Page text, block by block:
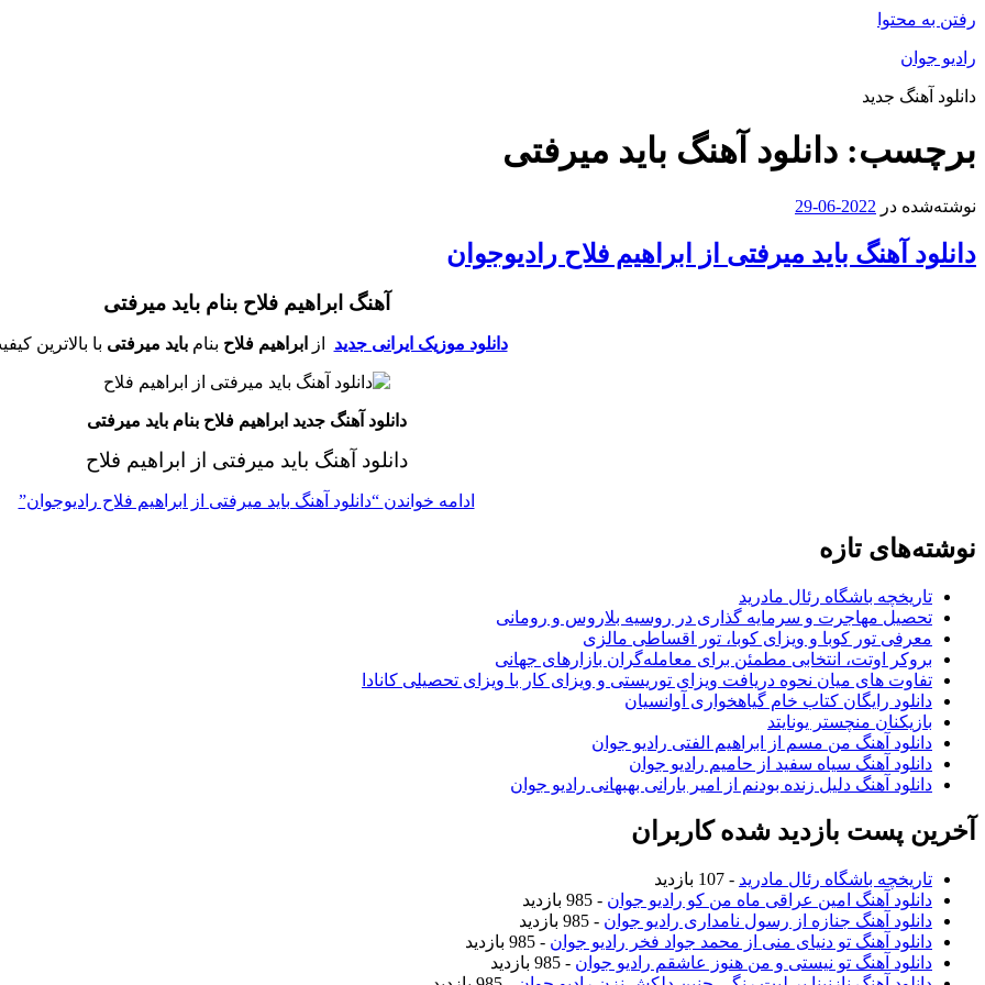
رفتن به محتوا
رادیو جوان
دانلود آهنگ جدید
برچسب: دانلود آهنگ باید میرفتی
نوشته‌شده در 2022-06-29
دانلود آهنگ باید میرفتی از ابراهیم فلاح رادیوجوان
آهنگ ابراهیم فلاح بنام باید میرفتی
دانلود موزیک ایرانی جدید از ابراهیم فلاح بنامباید میرفتی با بالاترین
دانلود آهنگ جدید ابراهیم فلاح بنام باید میرفتی
دانلود آهنگ باید میرفتی از ابراهیم فلاح
ادامه خواندن “دانلود آهنگ باید میرفتی از ابراهیم فلاح رادیوجوان”
نوشته‌های تازه
تاریخچه باشگاه رئال مادرید
تحصیل مهاجرت و سرمایه گذاری در روسیه بلاروس و رومانی
معرفی تور کوبا و ویزای کوبا، تور اقساطی مالزی
بروکر اوتت، انتخابی مطمئن برای معامله‌گران بازارهای جهانی
تفاوت های میان نحوه دریافت ویزای توریستی و ویزای کار با ویزای تحصیلی کانادا
دانلود رایگان کتاب خام گیاهخواری آوانسیان
بازیکنان منچستر یونایتد
دانلود آهنگ من مسم از ابراهیم الفتی رادیو جوان
دانلود آهنگ سیاه سفید از حامیم رادیو جوان
دانلود آهنگ دلیل زنده بودنم از امیر بارانی بهبهانی رادیو جوان
آخرین پست بازدید شده کاربران
تاریخچه باشگاه رئال مادرید - 107 بازدید
دانلود آهنگ امین عراقی ماه من کو رادیو جوان - 985 بازدید
دانلود آهنگ جنازه از رسول نامداری رادیو جوان - 985 بازدید
دانلود آهنگ تو دنیای منی از محمد جواد فخر رادیو جوان - 985 بازدید
دانلود آهنگ تو نیستی و من هنوز عاشقم رادیو جوان - 985 بازدید